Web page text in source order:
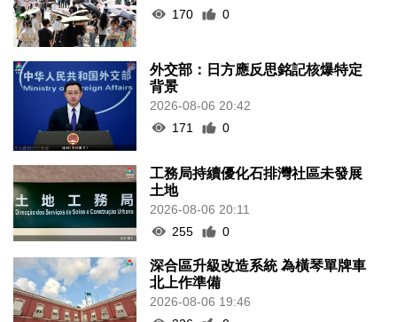
170
0
外交部：日方應反思銘記核爆特定
背景
2026-08-06 20:42
171
0
工務局持續優化石排灣社區未發展
土地
2026-08-06 20:11
255
0
深合區升級改造系統 為橫琴單牌車
北上作準備
2026-08-06 19:46